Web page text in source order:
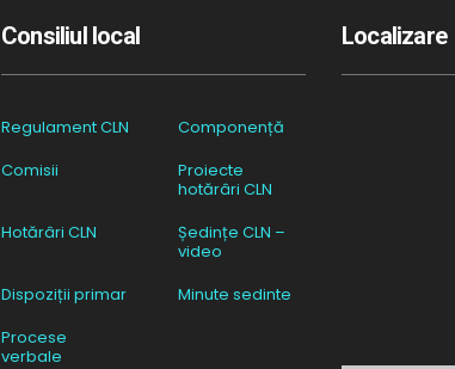
Consiliul local
Regulament CLN
Componență
Comisii
Proiecte
hotărâri CLN
Hotărâri CLN
Ședințe CLN –
video
Dispoziții primar
Minute sedinte
Procese
verbale
Localizare